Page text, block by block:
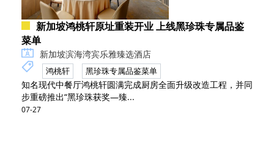
新加坡鸿桃轩原址重装开业 上线黑珍珠专属品鉴
菜单
新加坡滨海湾宾乐雅臻选酒店
鸿桃轩 黑珍珠专属品鉴菜单
知名现代中餐厅鸿桃轩圆满完成厨房全面升级改造工程，并同
步重磅推出“黑珍珠获奖—臻...
07-27